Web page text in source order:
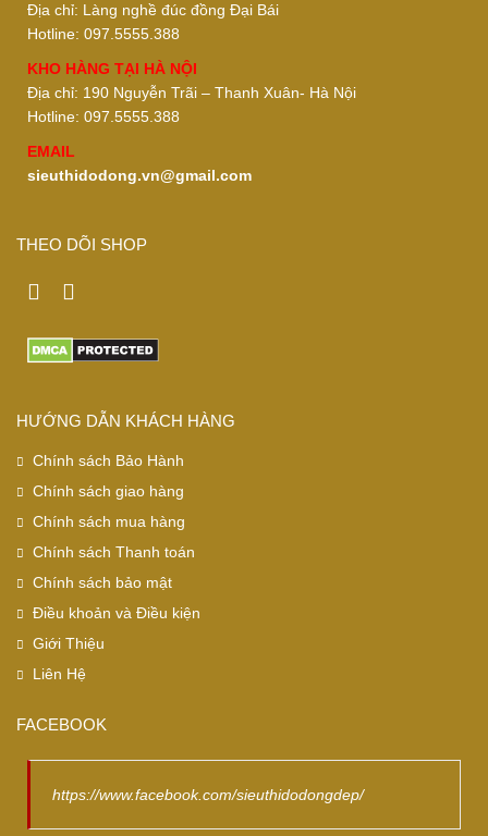
Địa chỉ: Làng nghề đúc đồng Đại Bái
Hotline: 097.5555.388
KHO HÀNG TẠI HÀ NỘI
Địa chỉ: 190 Nguyễn Trãi – Thanh Xuân- Hà Nội
Hotline: 097.5555.388
EMAIL
sieuthidodong.vn@gmail.com
THEO DÕI SHOP
HƯỚNG DẪN KHÁCH HÀNG
Chính sách Bảo Hành
Chính sách giao hàng
Chính sách mua hàng
Chính sách Thanh toán
Chính sách bảo mật
Điều khoản và Điều kiện
Giới Thiệu
Liên Hệ
FACEBOOK
https://www.facebook.com/sieuthidodongdep/